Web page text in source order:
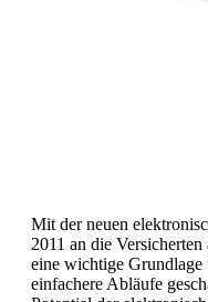
Mit der neuen
2011 an die
eine wichtige Grundlage
einfachere Abläufe